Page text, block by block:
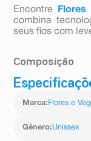
Encontre Flores
combina
seus fios com
Composição
Aqua,
Barbadensis
Butylphenyl
Marca: Flores e
Gênero:Unissex